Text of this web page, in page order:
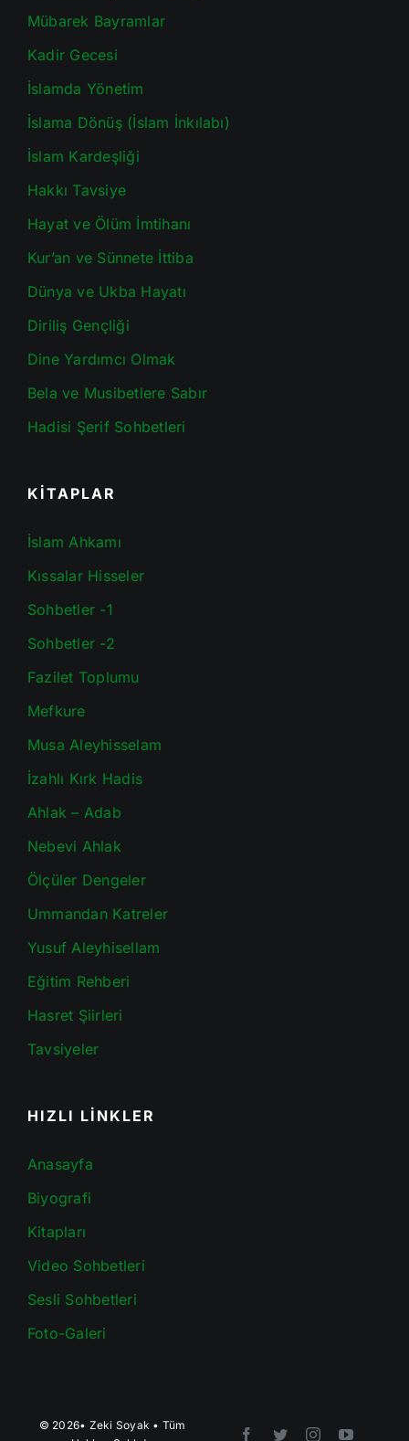
Mübarek Bayramlar
Kadir Gecesi
İslamda Yönetim
İslama Dönüş (İslam İnkılabı)
İslam Kardeşliği
Hakkı Tavsiye
Hayat ve Ölüm İmtihanı
Kur’an ve Sünnete İttiba
Dünya ve Ukba Hayatı
Diriliş Gençliği
Dine Yardımcı Olmak
Bela ve Musibetlere Sabır
Hadisi Şerif Sohbetleri
KİTAPLAR
İslam Ahkamı
Kıssalar Hisseler
Sohbetler -1
Sohbetler -2
Fazilet Toplumu
Mefkure
Musa Aleyhisselam
İzahlı Kırk Hadis
Ahlak – Adab
Nebevi Ahlak
Ölçüler Dengeler
Ummandan Katreler
Yusuf Aleyhisellam
Eğitim Rehberi
Hasret Şiirleri
Tavsiyeler
HIZLI LİNKLER
Anasayfa
Biyografi
Kitapları
Video Sohbetleri
Sesli Sohbetleri
Foto-Galeri
© 2026• Zeki Soyak • Tüm